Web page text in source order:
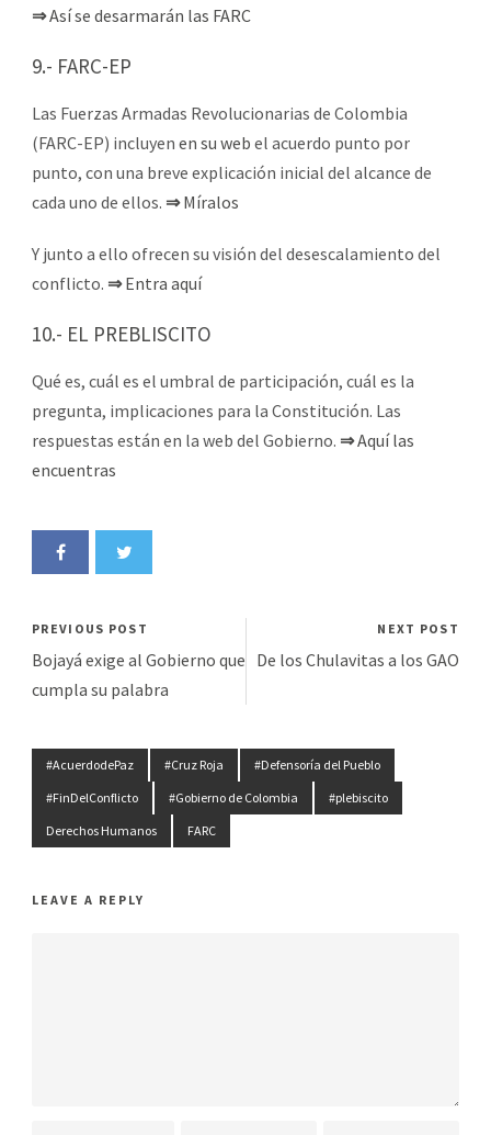
⇒Así se desarmarán las FARC
9.- FARC-EP
Las Fuerzas Armadas Revolucionarias de Colombia
(FARC-EP) incluyen en su web el acuerdo punto por
punto, con una breve explicación inicial del alcance de
cada uno de ellos. ⇒ Míralos
Y junto a ello ofrecen su visión del desescalamiento del
conflicto. ⇒Entra aquí
10.- EL PREBLISCITO
Qué es, cuál es el umbral de participación, cuál es la
pregunta, implicaciones para la Constitución. Las
respuestas están en la web del Gobierno. ⇒Aquí las
encuentras
PREVIOUS POST
Bojayá exige al Gobierno que
cumpla su palabra
NEXT POST
De los Chulavitas a los GAO
#AcuerdodePaz #Cruz Roja
#Defensoría del Pueblo
#FinDelConflicto
#Gobierno de Colombia
#plebiscito
Derechos Humanos
FARC
LEAVE A REPLY